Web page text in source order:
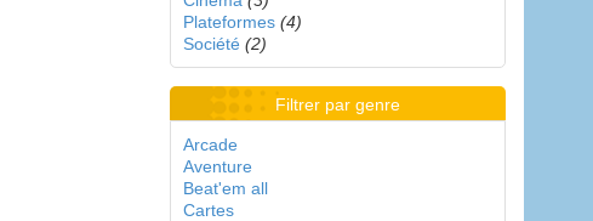
Plateformes (4)
Société (2)
Filtrer par genre
Arcade
Aventure
Beat'em all
Cartes